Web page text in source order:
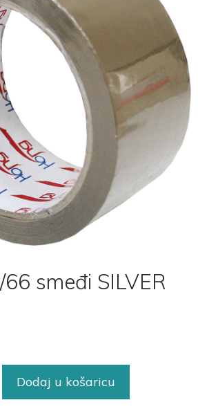
smeđi SILVER
Dodaj u košaricu